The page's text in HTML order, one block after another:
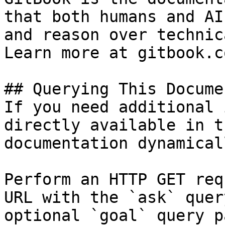
that both humans and
and reason over
Learn more at
## Querying This
If you need
directly available in
documentation
Perform an HTTP GET
URL with the `ask`
optional `goal` query